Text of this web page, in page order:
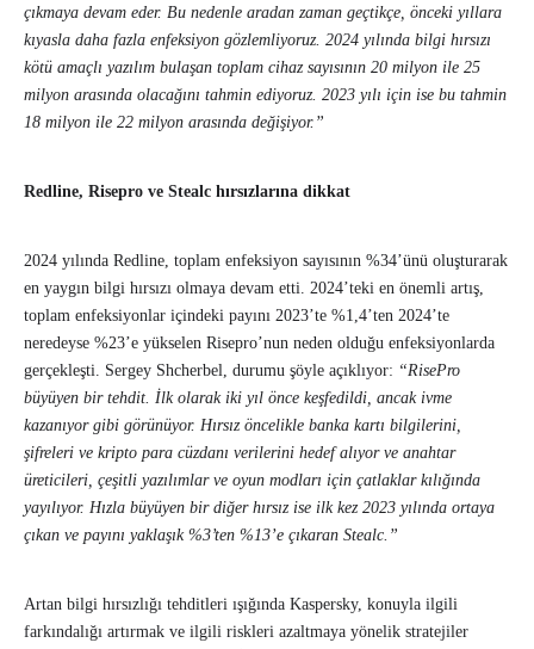
çıkmaya devam eder. Bu nedenle aradan zaman geçtikçe, önceki yıllara
kıyasla daha fazla enfeksiyon gözlemliyoruz. 2024 yılında bilgi hırsızı
kötü amaçlı yazılım bulaşan toplam cihaz sayısının 20 milyon ile 25
milyon arasında olacağını tahmin ediyoruz. 2023 yılı için ise bu tahmin
18 milyon ile 22 milyon arasında değişiyor.”
Redline, Risepro ve Stealc hırsızlarına dikkat
2024 yılında Redline, toplam enfeksiyon sayısının %34’ünü oluşturarak
en yaygın bilgi hırsızı olmaya devam etti. 2024’teki en önemli artış,
toplam enfeksiyonlar içindeki payını 2023’te %1,4’ten 2024’te
neredeyse %23’e yükselen Risepro’nun neden olduğu enfeksiyonlarda
gerçekleşti. Sergey Shcherbel, durumu şöyle açıklıyor: “RisePro
büyüyen bir tehdit. İlk olarak iki yıl önce keşfedildi, ancak ivme
kazanıyor gibi görünüyor. Hırsız öncelikle banka kartı bilgilerini,
şifreleri ve kripto para cüzdanı verilerini hedef alıyor ve anahtar
üreticileri, çeşitli yazılımlar ve oyun modları için çatlaklar kılığında
yayılıyor. Hızla büyüyen bir diğer hırsız ise ilk kez 2023 yılında ortaya
çıkan ve payını yaklaşık %3’ten %13’e çıkaran Stealc.”
Artan bilgi hırsızlığı tehditleri ışığında Kaspersky, konuyla ilgili
farkındalığı artırmak ve ilgili riskleri azaltmaya yönelik stratejiler